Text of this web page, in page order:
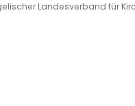
Landesverband für